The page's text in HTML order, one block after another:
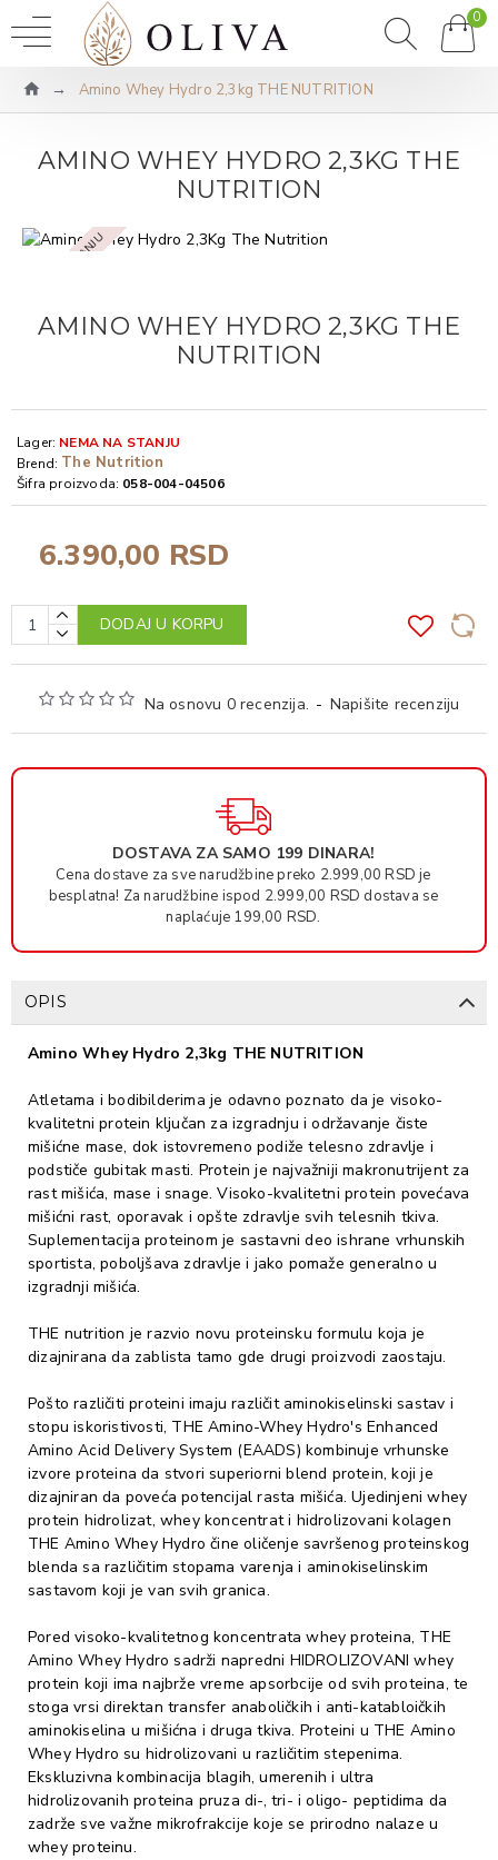
0
Amino Whey Hydro 2,3kg THE NUTRITION
AMINO WHEY HYDRO 2,3KG THE
NUTRITION
NEMA NA STANJU
AMINO WHEY HYDRO 2,3KG THE
NUTRITION
Na osnovu 0 recenzija. - Napišite recenziju
6.390,00 RSD
Lager: NEMA NA STANJU
Brend: The Nutrition
Šifra proizvoda: 058-004-04506
DODAJ U KORPU
DOSTAVA ZA SAMO 199 DINARA!
Cena dostave za sve narudžbine preko 2.999,00 RSD je
besplatna! Za narudžbine ispod 2.999,00 RSD dostava se
naplaćuje 199,00 RSD.
OPIS
Amino Whey Hydro 2,3kg THE NUTRITION
Atletama i bodibilderima je odavno poznato da je visoko-
kvalitetni protein ključan za izgradnju i održavanje čiste
mišićne mase, dok istovremeno podiže telesno zdravlje i
podstiče gubitak masti. Protein je najvažniji makronutrijent za
rast mišića, mase i snage. Visoko-kvalitetni protein povećava
mišićni rast, oporavak i opšte zdravlje svih telesnih tkiva.
Suplementacija proteinom je sastavni deo ishrane vrhunskih
sportista, poboljšava zdravlje i jako pomaže generalno u
izgradnji mišića.
THE nutrition je razvio novu proteinsku formulu koja je
dizajnirana da zablista tamo gde drugi proizvodi zaostaju.
Pošto različiti proteini imaju različit aminokiselinski sastav i
stopu iskoristivosti, THE Amino-Whey Hydro's Enhanced
Amino Acid Delivery System (EAADS) kombinuje vrhunske
izvore proteina da stvori superiorni blend protein, koji je
dizajniran da poveća potencijal rasta mišića. Ujedinjeni whey
protein hidrolizat, whey koncentrat i hidrolizovani kolagen
THE Amino Whey Hydro čine oličenje savršenog proteinskog
blenda sa različitim stopama varenja i aminokiselinskim
sastavom koji je van svih granica.
Pored visoko-kvalitetnog koncentrata whey proteina, THE
Amino Whey Hydro sadrži napredni HIDROLIZOVANI whey
protein koji ima najbrže vreme apsorbcije od svih proteina, te
stoga vrsi direktan transfer anaboličkih i anti-katabloičkih
aminokiselina u mišićna i druga tkiva. Proteini u THE Amino
Whey Hydro su hidrolizovani u različitim stepenima.
Ekskluzivna kombinacija blagih, umerenih i ultra
hidrolizovanih proteina pruza di-, tri- i oligo- peptidima da
zadrže sve važne mikrofrakcije koje se prirodno nalaze u
whey proteinu.